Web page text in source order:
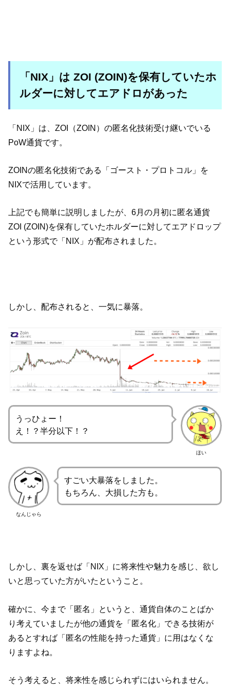
「NIX」は ZOI (ZOIN)を保有していたホ
ルダーに対してエアドロがあった
「NIX」は、ZOI（ZOIN）の匿名化技術受け継いでいる
PoW通貨です。
ZOINの匿名化技術である「ゴースト・プロトコル」を
NIXで活用しています。
上記でも簡単に説明しましたが、6月の月初に匿名通貨
ZOI (ZOIN)を保有していたホルダーに対してエアドロップ
という形式で「NIX」が配布されました。
しかし、配布されると、一気に暴落。
ほい
うっひょー！
え！？半分以下！？
なんじゃら
すごい大暴落をしました。
もちろん、大損した方も。
しかし、裏を返せば「NIX」に将来性や魅力を感じ、欲し
いと思っていた方がいたということ。
確かに、今まで「匿名」というと、通貨自体のことばか
り考えていましたが他の通貨を「匿名化」できる技術が
あるとすれば「匿名の性能を持った通貨」に用はなくな
りますよね。
そう考えると、将来性を感じられずにはいられません。